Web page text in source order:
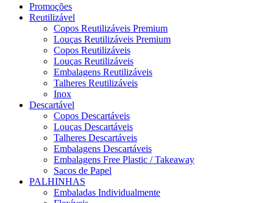
Promoções
Reutilizável
Copos Reutilizáveis Premium
Louças Reutilizáveis Premium
Copos Reutilizáveis
Louças Reutilizáveis
Embalagens Reutilizáveis
Talheres Reutilizáveis
Inox
Descartável
Copos Descartáveis
Louças Descartáveis
Talheres Descartáveis
Embalagens Descartáveis
Embalagens Free Plastic / Takeaway
Sacos de Papel
PALHINHAS
Embaladas Individualmente